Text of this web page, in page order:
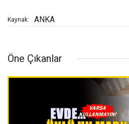
Kaynak: ANKA
Öne Çıkanlar